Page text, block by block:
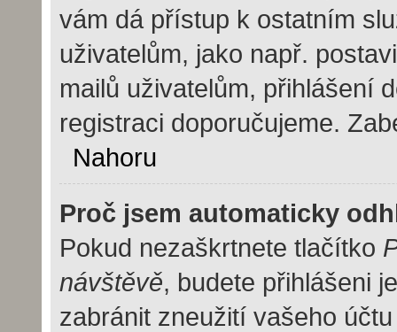
vám dá přístup k ostatním
uživatelům, jako např.
mailů uživatelům, přihlášení
registraci doporučujeme.
Nahoru
Proč jsem automaticky
Pokud nezaškrtnete tlačítko
návštěvě, budete přihlášeni
zabránit zneužití vašeho